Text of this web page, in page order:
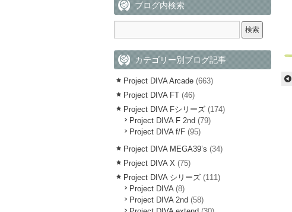
ブログ内検索
カテゴリー別ブログ記事
Project DIVA Arcade (663)
Project DIVA FT (46)
Project DIVA Fシリーズ (174)
Project DIVA F 2nd (79)
Project DIVA f/F (95)
Project DIVA MEGA39’s (34)
Project DIVA X (75)
Project DIVA シリーズ (111)
Project DIVA(8)
Project DIVA 2nd (58)